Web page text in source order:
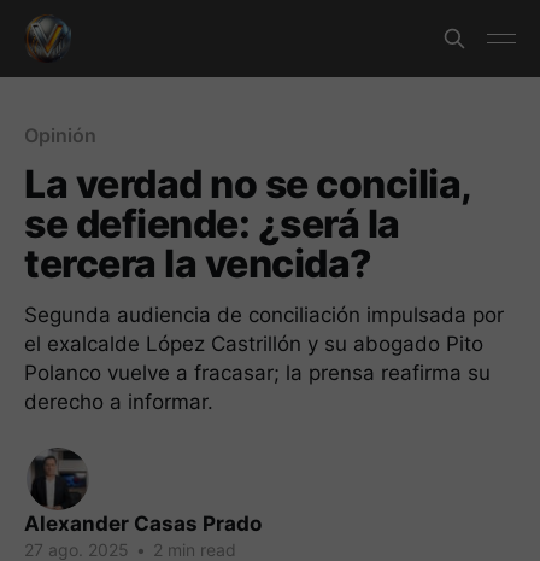
Opinión
La verdad no se concilia,
se defiende: ¿será la
tercera la vencida?
Segunda audiencia de conciliación impulsada por
el exalcalde López Castrillón y su abogado Pito
Polanco vuelve a fracasar; la prensa reafirma su
derecho a informar.
Alexander Casas Prado
27 ago. 2025 • 2 min read